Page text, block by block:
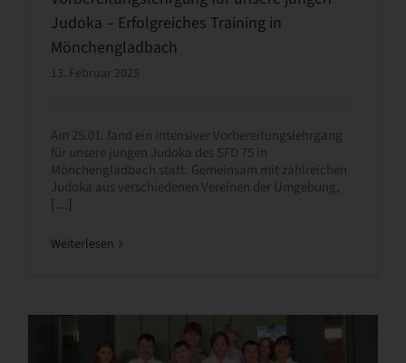
Judoka – Erfolgreiches Training in
Mönchengladbach
13. Februar 2025
Am 25.01. fand ein intensiver Vorbereitungslehrgang
für unsere jungen Judoka des SFD 75 in
Mönchengladbach statt. Gemeinsam mit zahlreichen
Judoka aus verschiedenen Vereinen der Umgebung,
[…]
Weiterlesen